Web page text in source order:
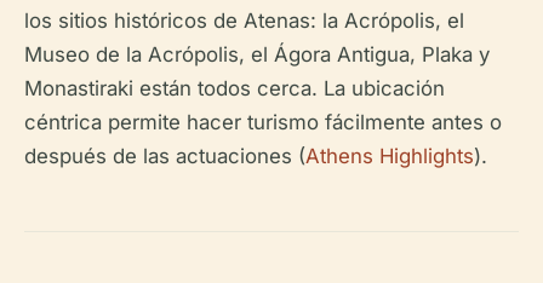
los sitios históricos de Atenas: la Acrópolis, el
Museo de la Acrópolis, el Ágora Antigua, Plaka y
Monastiraki están todos cerca. La ubicación
céntrica permite hacer turismo fácilmente antes o
después de las actuaciones (Athens Highlights).